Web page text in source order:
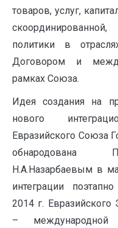
товаров, услуг,
политики в
Договором и
рамках Союза.
Идея создания на
нового
Евразийского Союза
обнародована
Н.А.Назарбаевым в
интеграции
2014 г.
– международной